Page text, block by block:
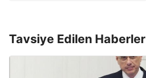
Tavsiye Edilen Haberler